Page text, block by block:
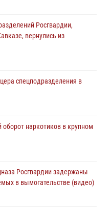
во Всероссийском
(видео)
Росгвардии,
вернулись из
спецподразделения в
наркотиков в крупном
Росгвардии задержаны
в вымогательстве (видео)